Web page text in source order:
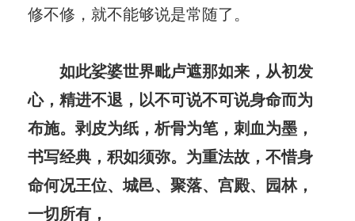
修不修，就不能够说是常随了。
如此娑婆世界毗卢遮那如来，从初发
心，精进不退，以不可说不可说身命而为
布施。剥皮为纸，析骨为笔，刺血为墨，
书写经典，积如须弥。为重法故，不惜身
命何况王位、城邑、聚落、宫殿、园林，
一切所有，